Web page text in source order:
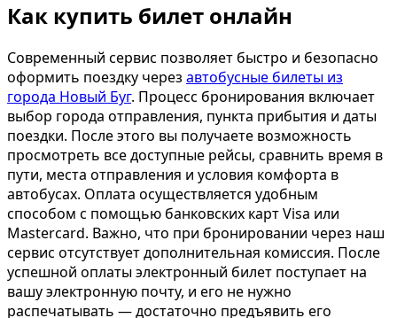
Как купить билет онлайн
Современный сервис позволяет быстро и безопасно
оформить поездку через автобусные билеты из
города Новый Буг. Процесс бронирования включает
выбор города отправления, пункта прибытия и даты
поездки. После этого вы получаете возможность
просмотреть все доступные рейсы, сравнить время в
пути, места отправления и условия комфорта в
автобусах. Оплата осуществляется удобным
способом с помощью банковских карт Visa или
Mastercard. Важно, что при бронировании через наш
сервис отсутствует дополнительная комиссия. После
успешной оплаты электронный билет поступает на
вашу электронную почту, и его не нужно
распечатывать — достаточно предъявить его